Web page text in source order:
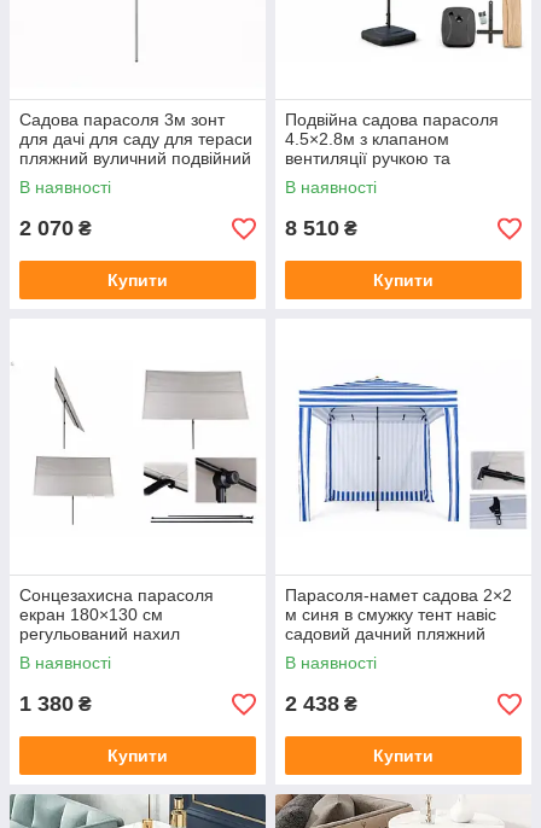
Садова парасоля 3м зонт
для дачі для саду для тераси
пляжний вуличний подвійний
клапан вентиляції посилені
спиці захист від сонця
В наявності
2 070 ₴
Купити
Подвійна садова парасоля
4.5×2.8м з клапаном
вентиляції ручкою та
підставкою великий зонт для
кафе саду тераси
В наявності
8 510 ₴
Купити
Сонцезахисна парасоля
екран 180×130 см
регульований нахил
ідеальний навіс для саду
тераси та відпочинку на
В наявності
1 380 ₴
Купити
Парасоля-намет садова 2×2
м синя в смужку тент навіс
садовий дачний пляжний
туристичний для відпочинку
саду дачі
В наявності
2 438 ₴
Купити